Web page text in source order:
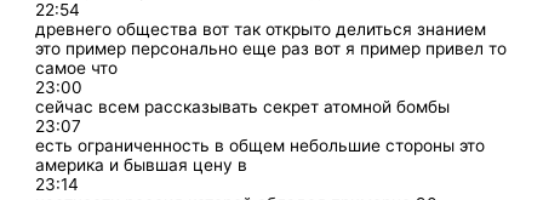
22:54
древнего общества вот так открыто делиться знанием
это пример персонально еще раз вот я пример привел то
самое что
23:00
сейчас всем рассказывать секрет атомной бомбы
23:07
есть ограниченность в общем небольшие стороны это
америка и бывшая цену в
23:14